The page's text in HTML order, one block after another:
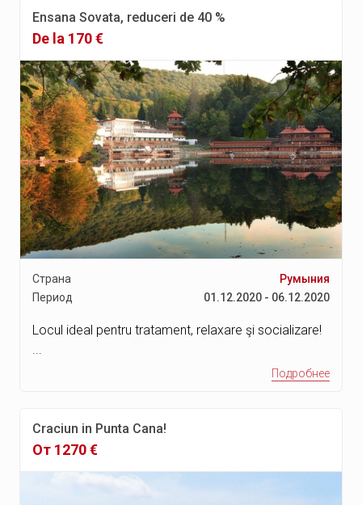
Штат Оахака
Кампече
Штат Веракрус
Медный Каньон
Таско
Чиапас
Олимпийская Ривьера
(Пиерия)
Пуэбла
Штат Халиско
Акапулько
Салоники
Остров Гозо
Ensana Sovata, reduceri de 40 %
De la 170 €
Страна
Румыния
Период
01.12.2020 - 06.12.2020
Locul ideal pentru tratament, relaxare şi socializare!
...
Подробнее
Craciun in Punta Cana!
От 1270 €